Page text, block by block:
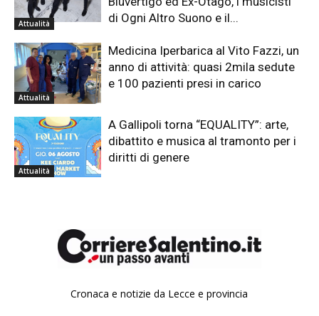
Attualità
di Ogni Altro Suono e il...
Attualità
Medicina Iperbarica al Vito Fazzi, un
anno di attività: quasi 2mila sedute
e 100 pazienti presi in carico
Attualità
A Gallipoli torna “EQUALITY”: arte,
dibattito e musica al tramonto per i
diritti di genere
Cronaca e notizie da Lecce e provincia